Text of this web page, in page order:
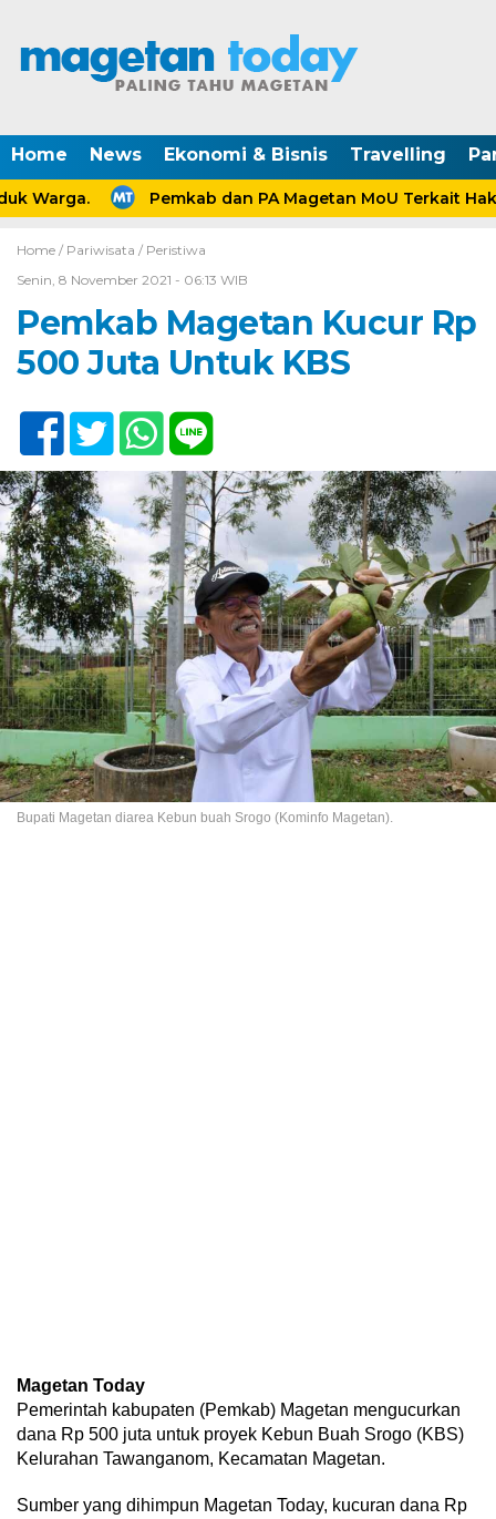
Home News Ekonomi & Bisnis Travelling
Warga. Pemkab dan PA Magetan MoU Terkait
Home / Pariwisata / Peristiwa
Senin, 8 November 2021 - 06:13 WIB
Pemkab Magetan Kucur Rp
500 Juta Untuk KBS
Bupati Magetan diarea Kebun buah Srogo (Kominfo Magetan).
Magetan Today
Pemerintah kabupaten (Pemkab) Magetan mengucurkan
dana Rp 500 juta untuk proyek Kebun Buah Srogo (KBS)
Kelurahan Tawanganom, Kecamatan Magetan.
Sumber yang dihimpun Magetan Today, kucuran dana Rp